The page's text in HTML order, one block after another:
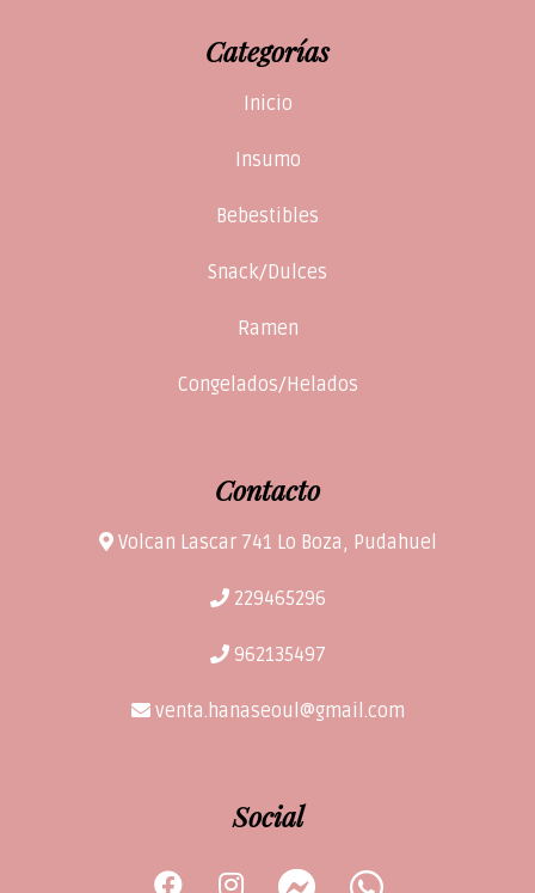
Categorías
Inicio
Insumo
Bebestibles
Snack/Dulces
Ramen
Congelados/Helados
Contacto
Volcan Lascar 741 Lo Boza, Pudahuel
229465296
962135497
venta.hanaseoul@gmail.com
Social